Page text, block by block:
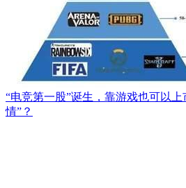
“电竞第一股”诞生，靠游戏也可以
情”？